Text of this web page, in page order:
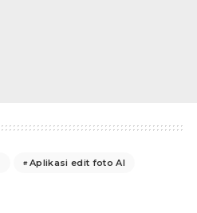
Aplikasi edit foto AI